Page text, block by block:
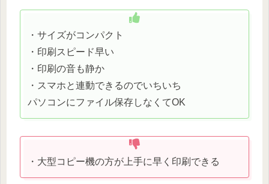
・サイズがコンパクト
・印刷スピード早い
・印刷の音も静か
・スマホと連動できるのでいちいち
パソコンにファイル保存しなくてOK
・大型コピー機の方が上手に早く印刷できる